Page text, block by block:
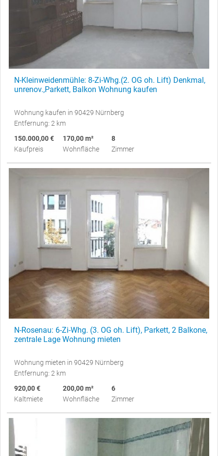
N-Kleinweidenmühle: 8-Zi-Whg.(2. OG oh. Lift) Denkmal,
unrenov.,Parkett, Balkon Wohnung kaufen
Wohnung kaufen in 90429 Nürnberg
Entfernung: 2 km
150.000,00 €
Kaufpreis
170,00 m²
Wohnfläche
8
Zimmer
N-Rosenau: 6-Zi-Whg. (3. OG oh. Lift), Parkett, 2 Balkone,
zentrale Lage Wohnung mieten
Wohnung mieten in 90429 Nürnberg
Entfernung: 2 km
920,00 €
Kaltmiete
200,00 m²
Wohnfläche
6
Zimmer